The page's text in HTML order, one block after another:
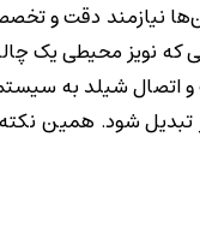
که نویز محیطی یک
شیلد به سیستم